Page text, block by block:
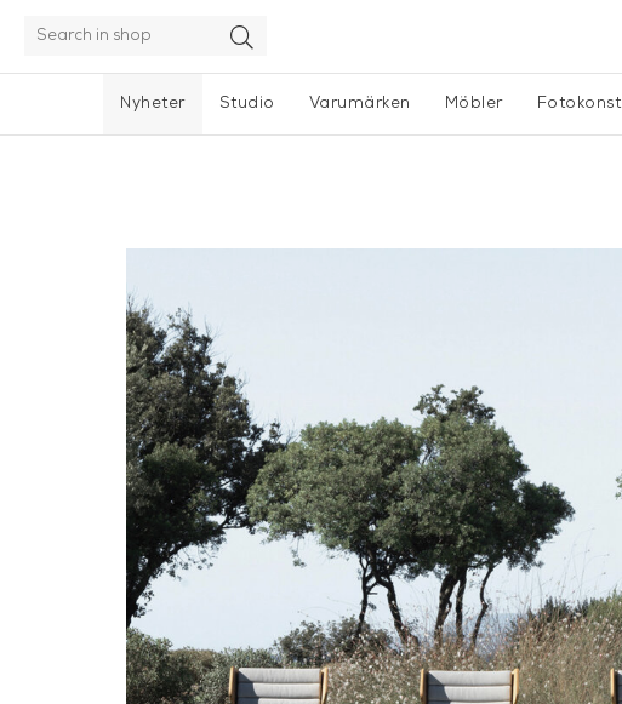
Nyheter Studio Varumärken Möbler Fotokonst